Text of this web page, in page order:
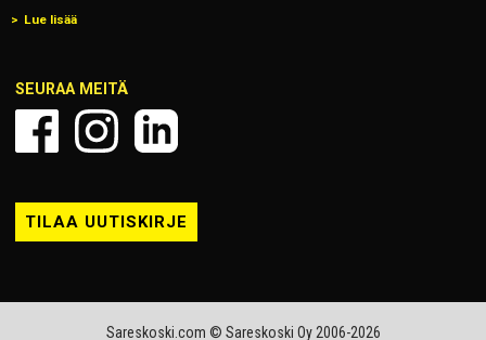
Lue lisää
SEURAA MEITÄ
TILAA UUTISKIRJE
Sareskoski.com © Sareskoski Oy 2006-2026